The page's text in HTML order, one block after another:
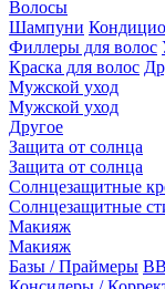
Волосы
Шампуни
Филлеры для волос
Краска для волос
Мужской уход
Мужской уход
Другое
Защита от солнца
Защита от солнца
Солнцезащитные
Солнцезащитные
Макияж
Макияж
Базы / Праймеры